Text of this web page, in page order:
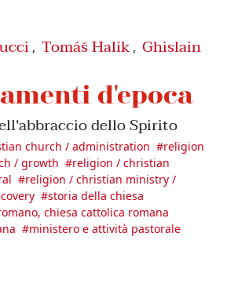
, Tomáš Halík , Ghislain
d'epoca
dello Spirito
church / administration #religion
/ growth #religion / christian
#religion / christian ministry /
#storia della chiesa
chiesa cattolica romana
#ministero e attività pastorale